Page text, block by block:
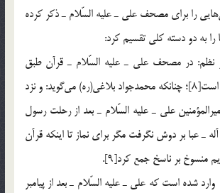
برخي از محققان ويژگي‎هايي را براي مصحف علي ـ عليه السّلام ـ ذكر كرده
نظم: در مصحف علي ـ عليه السّلام ـ قرآن طبق
ترتيب نزول نوشته شده است[8]؛ چنانكه محمدجواد بلاغي(ره) مي‎گويد: و نزد
علي ـ عليه السّلام ـ بعد از رحلت رسول
ـ عبا بر دوش نگرفت مگر براي نماز تا اينكه قرآن
منسوخ بر ناسخ جمع كرد[9].
شده است كه علي ـ عليه السّلام ـ بعد از پيامبر